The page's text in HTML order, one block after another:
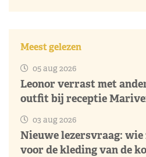
Meest gelezen
05 aug 2026
Leonor verrast met
outfit bij receptie
03 aug 2026
Nieuwe lezersvraag:
voor de kleding van de